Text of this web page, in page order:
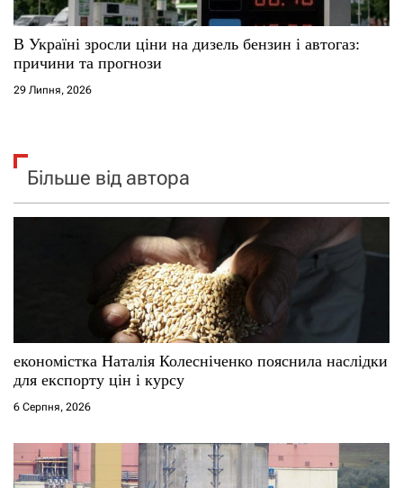
В Україні зросли ціни на дизель бензин і автогаз:
причини та прогнози
29 Липня, 2026
Більше від автора
економістка Наталія Колесніченко пояснила наслідки
для експорту цін і курсу
6 Серпня, 2026